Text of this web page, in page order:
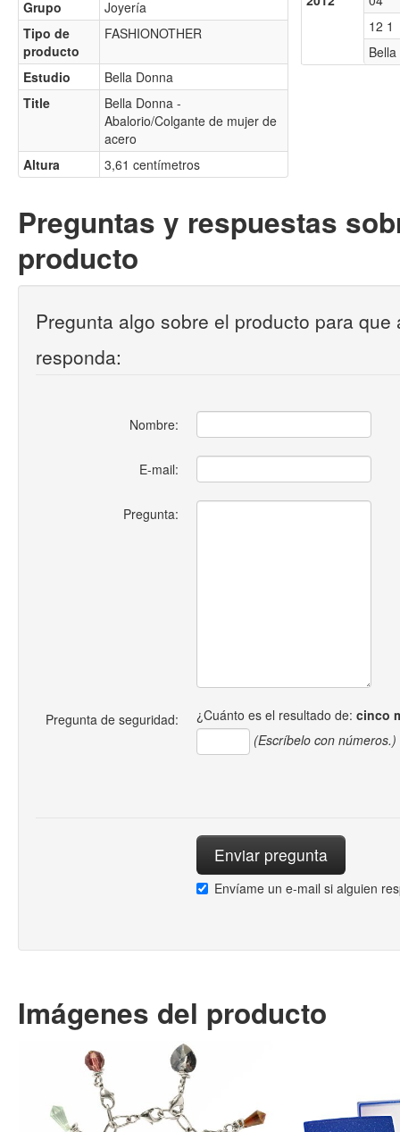
Grupo
Joyería
Tipo de
producto
FASHIONOTHER
Estudio
Bella Donna
Title
Bella Donna -
Abalorio/Colgante de mujer de
acero
Altura
3,61 centímetros
12 1
Preguntas y respuestas
producto
Pregunta algo sobre el producto para que
responda:
Nombre:
E-mail:
Pregunta:
Pregunta de seguridad: ¿Cuánto es el resultado de: cinco
(Escríbelo con números.)
Envíame un e-mail si alguien
Imágenes del producto